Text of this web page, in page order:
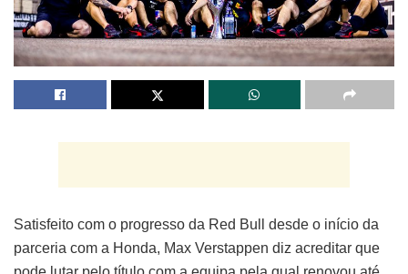
Satisfeito com o progresso da Red Bull desde o início da
parceria com a Honda, Max Verstappen diz acreditar que